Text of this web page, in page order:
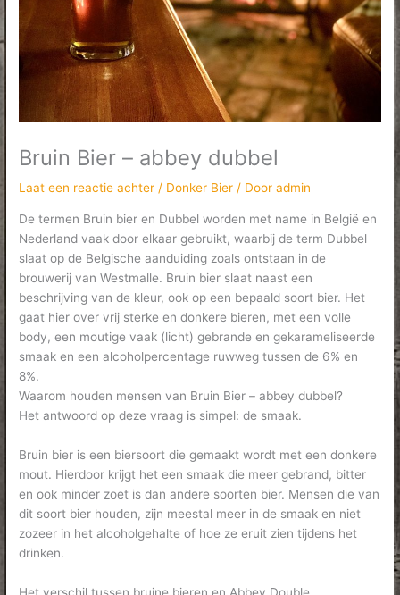
Bruin Bier – abbey dubbel
Laat een reactie achter / Donker Bier / Dooradmin
De termen Bruin bier en Dubbel worden met name in België en
Nederland vaak door elkaar gebruikt, waarbij de term Dubbel
slaat op de Belgische aanduiding zoals ontstaan in de
brouwerij van Westmalle. Bruin bier slaat naast een
beschrijving van de kleur, ook op een bepaald soort bier. Het
gaat hier over vrij sterke en donkere bieren, met een volle
body, een moutige vaak (licht) gebrande en gekarameliseerde
smaak en een alcoholpercentage ruwweg tussen de 6% en
8%.
Waarom houden mensen van Bruin Bier – abbey dubbel?
Het antwoord op deze vraag is simpel: de smaak.
Bruin bier is een biersoort die gemaakt wordt met een donkere
mout. Hierdoor krijgt het een smaak die meer gebrand, bitter
en ook minder zoet is dan andere soorten bier. Mensen die van
dit soort bier houden, zijn meestal meer in de smaak en niet
zozeer in het alcoholgehalte of hoe ze eruit zien tijdens het
drinken.
Het verschil tussen bruine bieren en Abbey Double